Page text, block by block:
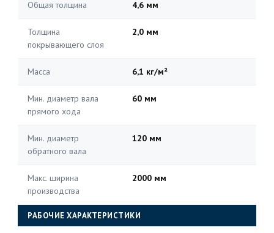
Общая толщина 4,6 мм
Толщина
покрывающего слоя
2,0 мм
Масса 6,1 кг/м²
Мин. диаметр вала
прямого хода
60 мм
Мин. диаметр
обратного вала
120 мм
Макс. ширина
производства
2000 мм
РАБОЧИЕ ХАРАКТЕРИСТИКИ